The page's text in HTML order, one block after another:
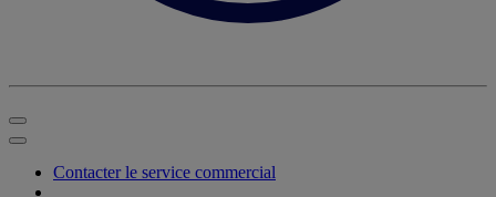
Contacter le service commercial